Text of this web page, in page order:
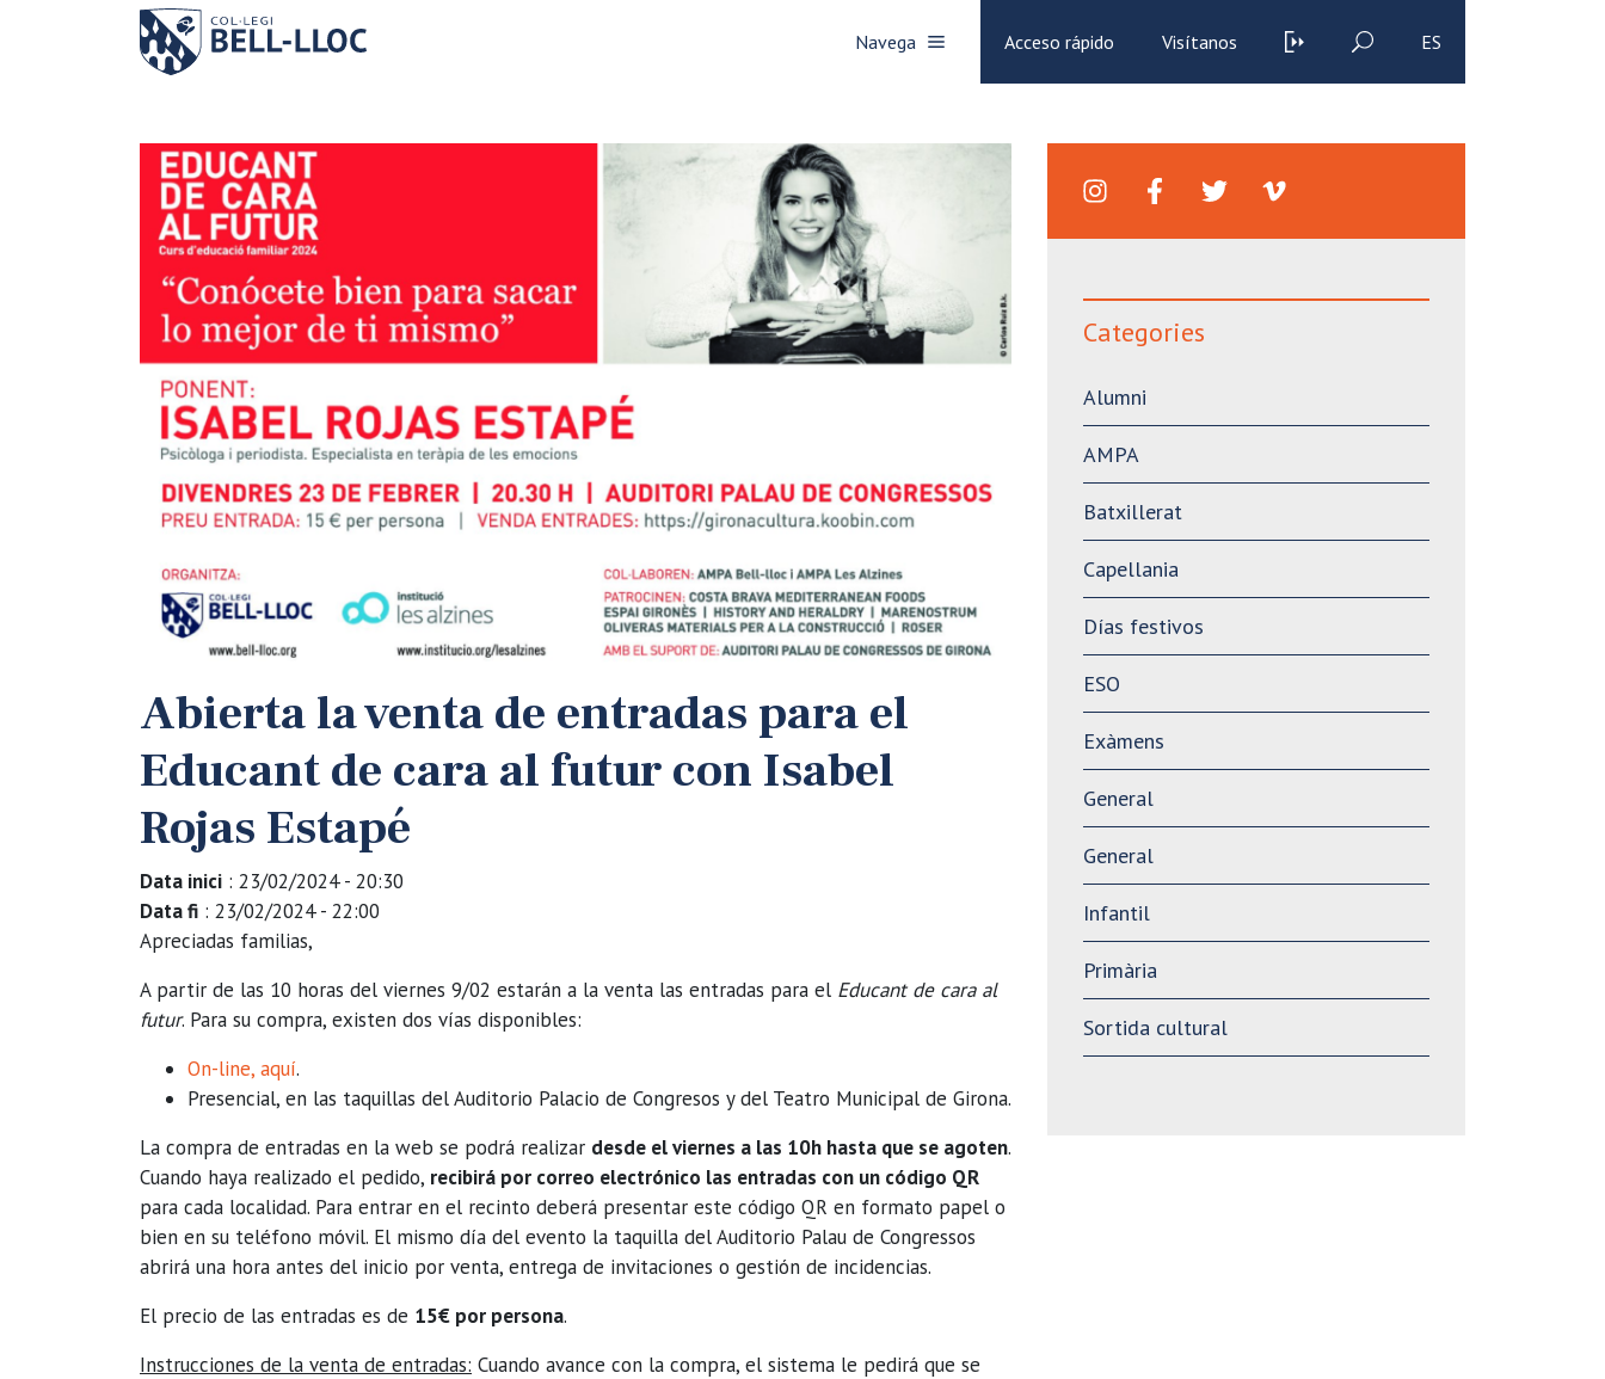
Navega Acceso rápido Visítanos ES
Abierta la venta de entradas para el
Educant de cara al futur con Isabel
Rojas Estapé
Data inici : 23/02/2024 - 20:30
Data fi : 23/02/2024 - 22:00
Apreciadas familias,
A partir de las 10 horas del viernes 9/02 estarán a la venta las entradas para el Educant de cara al
futur. Para su compra, existen dos vías disponibles:
On-line, aquí.
Presencial, en las taquillas del Auditorio Palacio de Congresos y del Teatro Municipal de Girona.
La compra de entradas en la web se podrá realizar desde el viernes a las 10h hasta que se agoten.
Cuando haya realizado el pedido, recibirá por correo electrónico las entradas con un código QR
para cada localidad. Para entrar en el recinto deberá presentar este código QR en formato papel o
bien en su teléfono móvil. El mismo día del evento la taquilla del Auditorio Palau de Congressos
abrirá una hora antes del inicio por venta, entrega de invitaciones o gestión de incidencias.
El precio de las entradas es de 15€ por persona.
Instrucciones de la venta de entradas: Cuando avance con la compra, el sistema le pedirá que se
Categories
Alumni
AMPA
Batxillerat
Capellania
Días festivos
ESO
Exàmens
General
General
Infantil
Primària
Sortida cultural